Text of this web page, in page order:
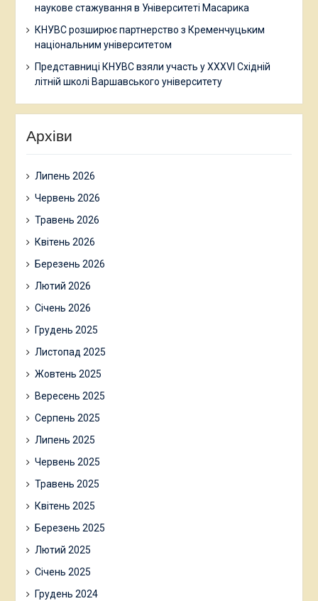
наукове стажування в Університеті Масарика
КНУВС розширює партнерство з Кременчуцьким
національним університетом
Представниці КНУВС взяли участь у XXXVI Східній
літній школі Варшавського університету
Архіви
Липень 2026
Червень 2026
Травень 2026
Квітень 2026
Березень 2026
Лютий 2026
Січень 2026
Грудень 2025
Листопад 2025
Жовтень 2025
Вересень 2025
Серпень 2025
Липень 2025
Червень 2025
Травень 2025
Квітень 2025
Березень 2025
Лютий 2025
Січень 2025
Грудень 2024